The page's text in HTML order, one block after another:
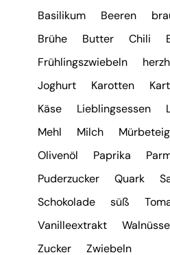
Basilikum
Beeren
Brühe
Butter Chili
Frühlingszwiebeln
Joghurt
Karotten
Käse
Lieblingsessen
Mehl
Milch Mürbeteig
Olivenöl
Paprika
Puderzucker
Quark
Schokolade
süß
Vanilleextrakt
Walnüsse
Zucker
Zwiebeln